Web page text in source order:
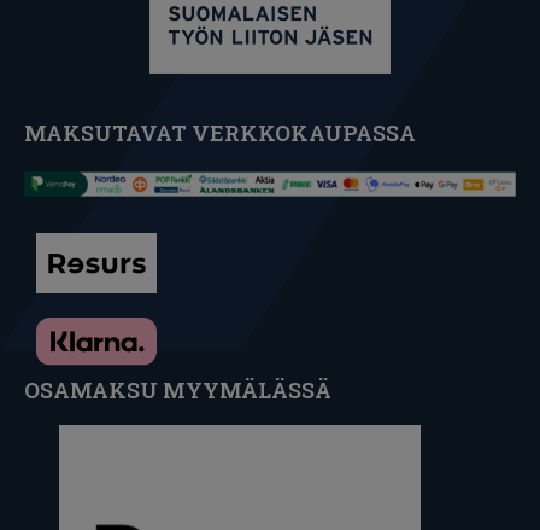
MAKSUTAVAT VERKKOKAUPASSA
OSAMAKSU MYYMÄLÄSSÄ